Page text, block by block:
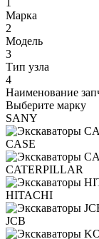
Марка
2
Модель
3
Тип узла
4
Наименование
Выберите марку
SANY
CASE
CATERPILLAR
HITACHI
JCB